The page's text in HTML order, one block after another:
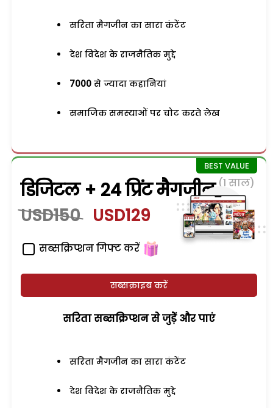
सरिता मैगजीन का सारा कंटेंट
देश विदेश के राजनैतिक मुद्दे
7000 से ज्यादा कहानियां
समाजिक समस्याओं पर चोट करते लेख
डिजिटल + 24 प्रिंट मैगजीन (1 साल)
USD150 USD129
सब्सक्रिप्शन गिफ्ट करें
सब्सक्राइब करें
सरिता सब्सक्रिप्शन से जुड़ेें और पाएं
सरिता मैगजीन का सारा कंटेंट
देश विदेश के राजनैतिक मुद्दे